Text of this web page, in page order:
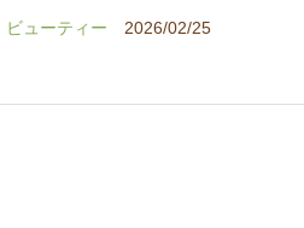
ビューティー 2026/02/25